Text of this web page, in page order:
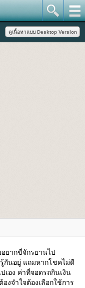
อยากขี่จักรยานไป
กันอยู่ แถมหากโชคไม่ดี
อง ค่าที่จอดรถกินเงิน
งจำใจต้องเลือกใช้การ